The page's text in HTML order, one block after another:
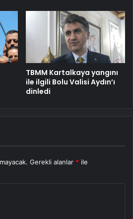
TBMM Kartalkaya yangını
ile ilgili Bolu Valisi Aydın’ı
dinledi
Gerekli alanlar * ile